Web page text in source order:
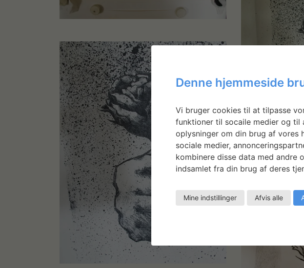
Denne hjemmeside
Vi bruger cookies til at tilpasse
funktioner til socaile medier og til
oplysninger om din brug af vores
sociale medier,
kombinere disse data med andre
indsamlet fra din brug af deres
Mine indstillinger Afvis alle